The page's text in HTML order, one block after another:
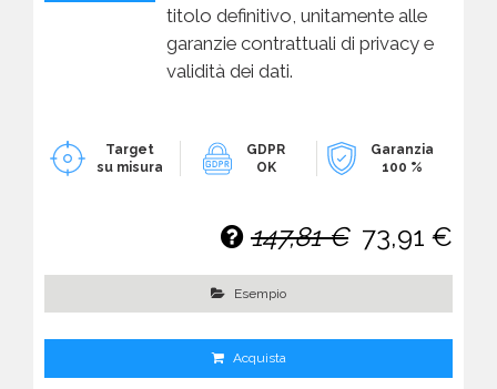
titolo definitivo, unitamente alle
garanzie contrattuali di privacy e
validità dei dati.
Target
su misura
GDPR
OK
Garanzia
100 %
147,81 € 73,91 €
Esempio
Acquista